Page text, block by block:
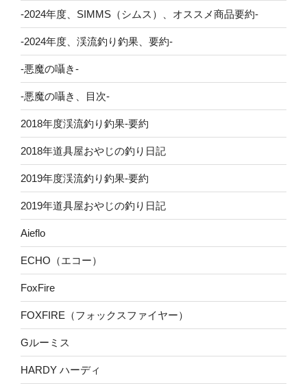
-2024年度、SIMMS（シムス）、オススメ商品要約-
-2024年度、渓流釣り釣果、要約-
-悪魔の囁き-
-悪魔の囁き、目次-
2018年度渓流釣り釣果-要約
2018年道具屋おやじの釣り日記
2019年度渓流釣り釣果-要約
2019年道具屋おやじの釣り日記
Aieflo
ECHO（エコー）
FoxFire
FOXFIRE（フォックスファイヤー）
Gルーミス
HARDY ハーディ